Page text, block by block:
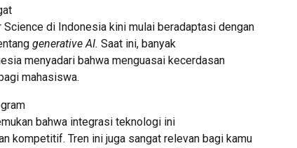
Science di Indonesia kini mulai beradaptasi dengan
generative AI. Saat ini, banyak
menyadari bahwa menguasai kecerdasan
mahasiswa.
bahwa integrasi teknologi ini
kompetitif. Tren ini juga sangat relevan bagi kamu